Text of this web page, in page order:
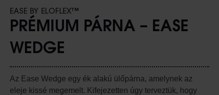
EASE BY ELOFLEX™
PRÉMIUM PÁRNA – EASE
WEDGE
Az Ease Wedge egy ék alakú ülőpárna, amelynek az
eleje kissé megemelt. Kifejezetten úgy terveztük, hogy